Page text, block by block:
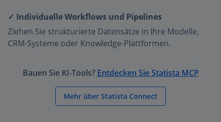
✓ Individuelle Workflows und Pipelines
Ziehen Sie strukturierte Datensätze in Ihre Modelle,
CRM-Systeme oder Knowledge-Plattformen.
Bauen Sie KI-Tools? Entdecken Sie Statista MCP
Mehr über Statista Connect